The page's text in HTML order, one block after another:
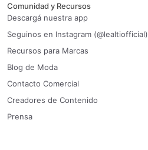
Comunidad y Recursos
Descargá nuestra app
Seguinos en Instagram (@lealtiofficial)
Recursos para Marcas
Blog de Moda
Contacto Comercial
Creadores de Contenido
Prensa